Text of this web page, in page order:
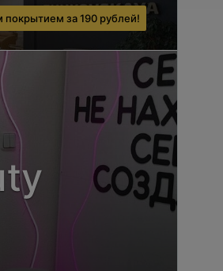
за 190 рублей!